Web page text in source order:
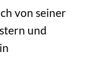
von seiner
und